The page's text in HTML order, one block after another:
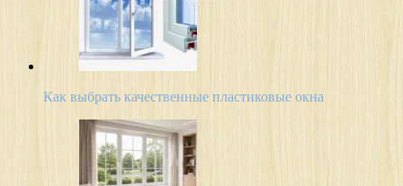
Как выбрать качественные пластиковые окна